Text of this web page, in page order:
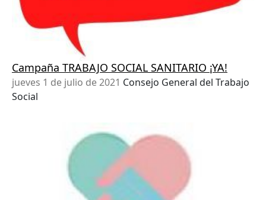
Campaña TRABAJO SOCIAL SANITARIO ¡YA!
jueves 1 de julio de 2021 Consejo General del Trabajo
Social